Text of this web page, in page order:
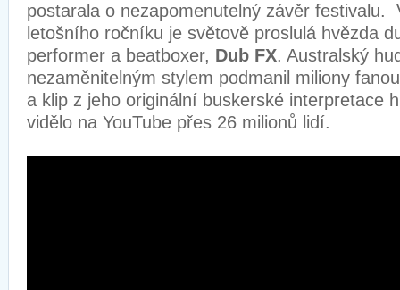
postarala o nezapomenutelný závěr festivalu.
letošního ročníku je světově proslulá hvězda
performer a beatboxer, Dub FX. Australský
nezaměnitelným stylem podmanil miliony
a klip z jeho originální buskerské interpretace
vidělo na YouTube přes 26 milionů lidí.